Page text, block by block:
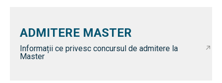
ADMITERE MASTER
Informații ce privesc concursul de admitere la
Master